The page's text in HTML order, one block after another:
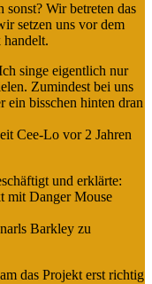
Wir betreten das
setzen uns vor dem
singe eigentlich nur
Zumindest bei uns
ein bisschen hinten dran
Cee-Lo vor 2 Jahren
und erklärte:
mit Danger Mouse
Barkley zu
das Projekt erst richtig